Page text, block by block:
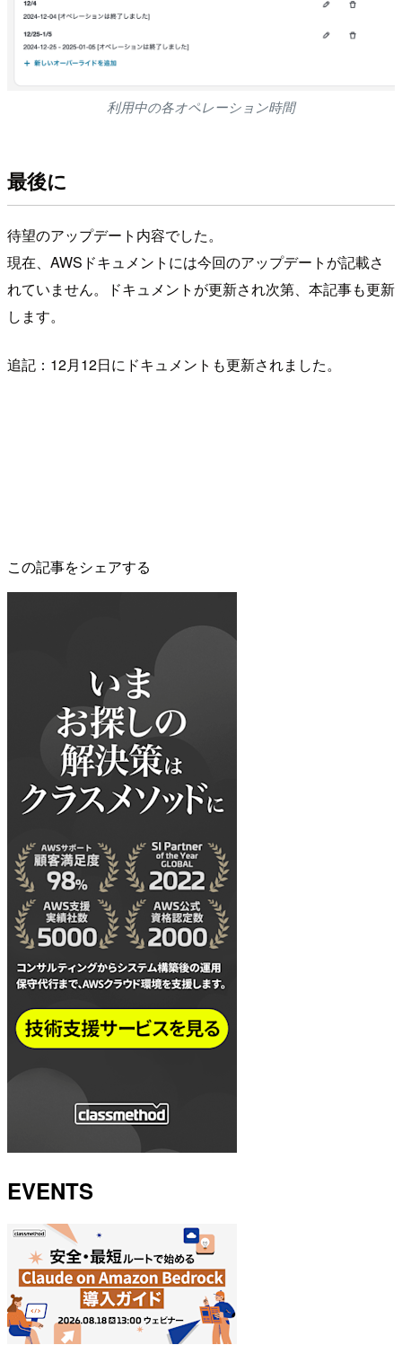
利用中の各オペレーション時間
最後に
待望のアップデート内容でした。
現在、AWSドキュメントには今回のアップデートが記載さ
れていません。ドキュメントが更新され次第、本記事も更新
します。
追記：12月12日にドキュメントも更新されました。
この記事をシェアする
EVENTS